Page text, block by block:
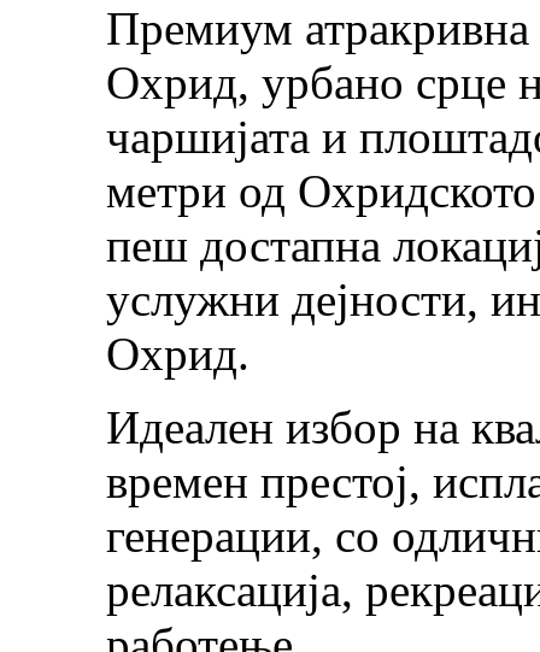
Премиум атракривна
Охрид, урбано срце
чаршијата и
метри од
пеш достапна
услужни дејности,
Охрид.
Идеален избор на
времен престој,
генерации, со
релаксација,